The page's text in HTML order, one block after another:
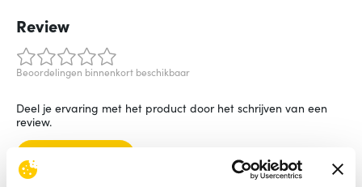
Review
Beoordelingen binnenkort beschikbaar
Deel je ervaring met het product door het schrijven van een
review.